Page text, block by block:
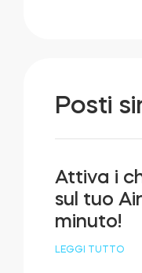
Posti
Attiva i
sul tuo
minuto!
LEGGI TUTTO